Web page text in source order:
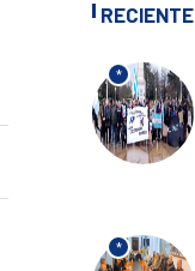
RECIENTE
*
*